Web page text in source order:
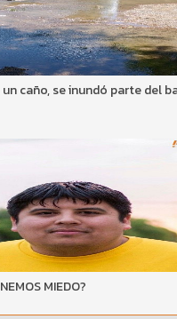
caño, se inundó parte del
MIEDO?